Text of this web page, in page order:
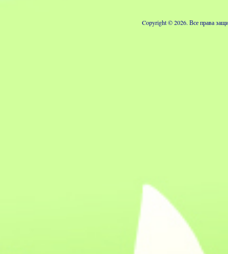
Copyright © 2026. Все права